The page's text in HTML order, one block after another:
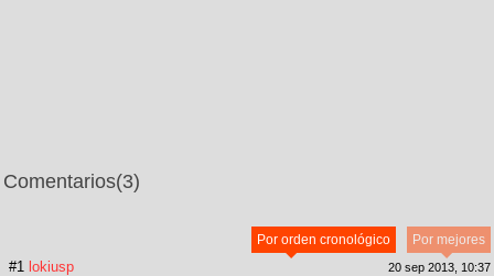
Comentarios(3)
Por mejores
Por orden cronológico
#1 lokiusp 20 sep 2013, 10:37